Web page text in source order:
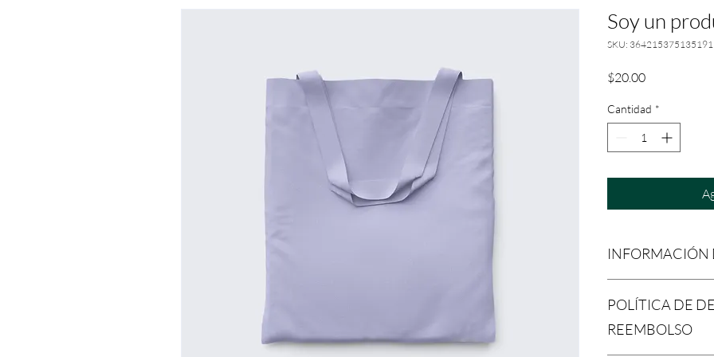
Soy un
SKU: 364215375135191
$20.00Precio
Cantidad *
INFORMACIÓN
agregar detalles
también un lugar
es especial y cómo
POLÍTICA DE
REEMBOLSO